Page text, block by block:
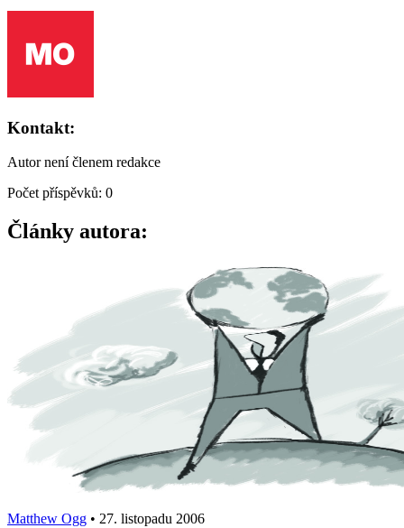
Kontakt:
Autor není členem redakce
Počet příspěvků: 0
Články autora:
Matthew Ogg • 27. listopadu 2006